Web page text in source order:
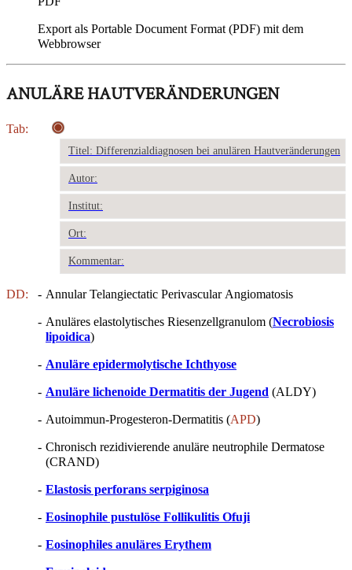
Export als Portable Document Format (PDF) mit dem
Webbrowser
ANULÄRE HAUTVERÄNDERUNGEN
Tab:
Titel: Differenzialdiagnosen bei anulären Hautveränderungen
Autor:
Institut:
Ort:
Kommentar:
DD: - Annular Telangiectatic Perivascular Angiomatosis
- Anuläres elastolytisches Riesenzellgranulom (Necrobiosis
lipoidica)
- Anuläre epidermolytische Ichthyose
- Anuläre lichenoide Dermatitis der Jugend (ALDY)
- Autoimmun-Progesteron-Dermatitis (APD)
- Chronisch rezidivierende anuläre neutrophile Dermatose
(CRAND)
- Elastosis perforans serpiginosa
- Eosinophile pustulöse Follikulitis Ofuji
- Eosinophiles anuläres Erythem